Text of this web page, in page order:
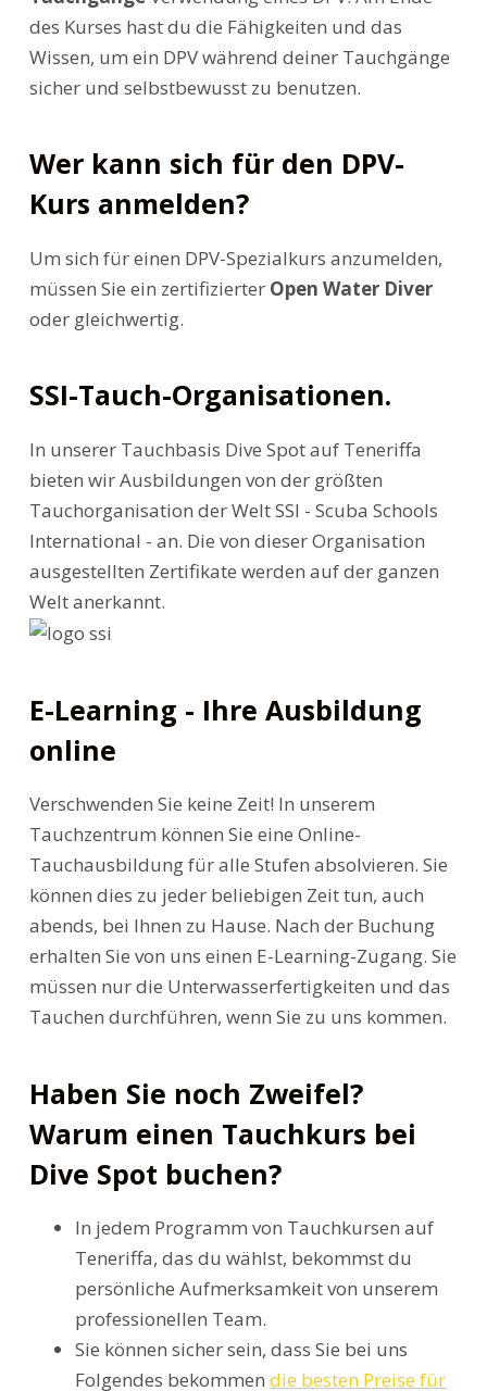
des Kurses hast du die Fähigkeiten und das
Wissen, um ein DPV während deiner Tauchgänge
sicher und selbstbewusst zu benutzen.
Wer kann sich für den DPV-
Kurs anmelden?
Um sich für einen DPV-Spezialkurs anzumelden,
müssen Sie ein zertifizierter Open Water Diver
oder gleichwertig.
SSI-Tauch-Organisationen.
In unserer Tauchbasis Dive Spot auf Teneriffa
bieten wir Ausbildungen von der größten
Tauchorganisation der Welt SSI - Scuba Schools
International - an. Die von dieser Organisation
ausgestellten Zertifikate werden auf der ganzen
Welt anerkannt.
E-Learning - Ihre Ausbildung
online
Verschwenden Sie keine Zeit! In unserem
Tauchzentrum können Sie eine Online-
Tauchausbildung für alle Stufen absolvieren. Sie
können dies zu jeder beliebigen Zeit tun, auch
abends, bei Ihnen zu Hause. Nach der Buchung
erhalten Sie von uns einen E-Learning-Zugang. Sie
müssen nur die Unterwasserfertigkeiten und das
Tauchen durchführen, wenn Sie zu uns kommen.
Haben Sie noch Zweifel?
Warum einen Tauchkurs bei
Dive Spot buchen?
In jedem Programm von Tauchkursen auf
Teneriffa, das du wählst, bekommst du
persönliche Aufmerksamkeit von unserem
professionellen Team.
Sie können sicher sein, dass Sie bei uns
Folgendes bekommendie besten Preise für